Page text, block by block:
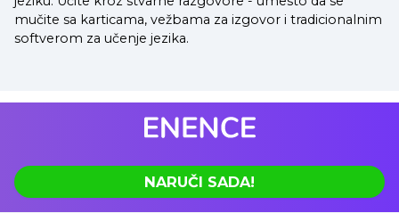
mučite sa karticama, vežbama za izgovor i tradicionalnim
softverom za učenje jezika.
NARUČI SADA!